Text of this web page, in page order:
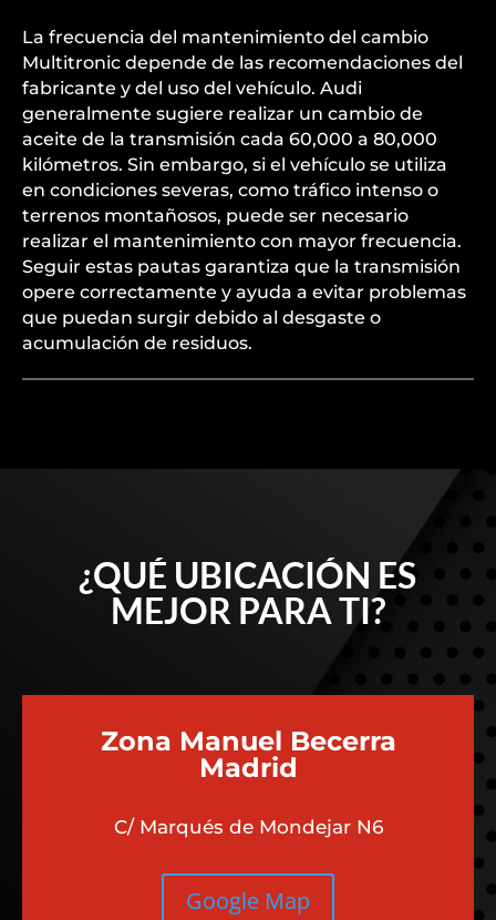
cambio Multitronic en
un Audi A4?
La frecuencia del mantenimiento del cambio
Multitronic depende de las recomendaciones del
fabricante y del uso del vehículo. Audi
generalmente sugiere realizar un cambio de
aceite de la transmisión cada 60,000 a 80,000
kilómetros. Sin embargo, si el vehículo se utiliza
en condiciones severas, como tráfico intenso o
terrenos montañosos, puede ser necesario
realizar el mantenimiento con mayor frecuencia.
¿QUÉ UBICACIÓN ES
MEJOR PARA TI?
Zona Manuel Becerra
Madrid